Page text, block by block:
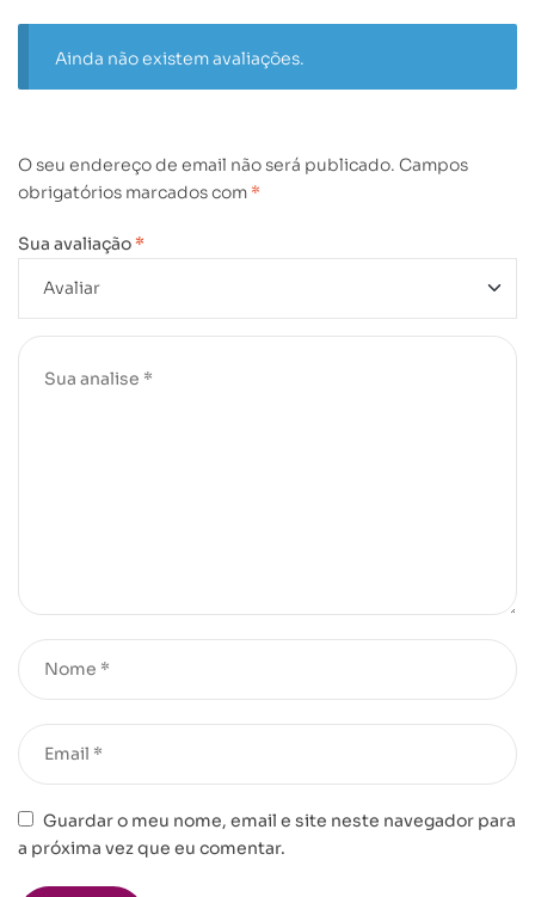
Ainda não existem avaliações.
O seu endereço de email não será publicado. Campos
obrigatórios marcados com *
Sua avaliação *
Guardar o meu nome, email e site neste navegador para
a próxima vez que eu comentar.